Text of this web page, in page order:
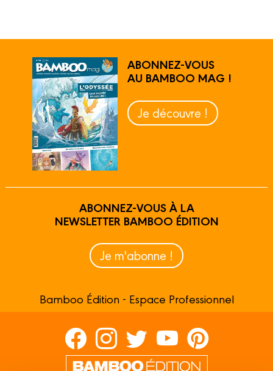
ABONNEZ-VOUS
AU BAMBOO MAG !
Je découvre !
ABONNEZ-VOUS À LA
NEWSLETTER BAMBOO ÉDITION
Je m'abonne !
Bamboo Édition - Espace Professionnel